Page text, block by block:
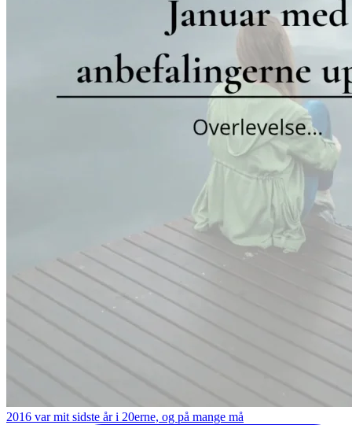
2016 var mit sidste år i 20erne, og på mange må